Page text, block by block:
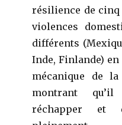
résilience de cinq
violences
différents
Inde, Finlande)
mécanique de
montrant
réchapper et